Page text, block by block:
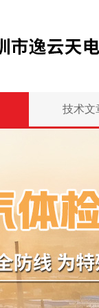
技术文